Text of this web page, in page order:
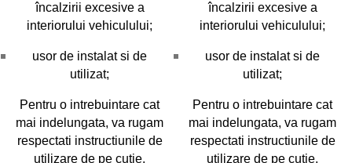
încalzirii excesive a
interiorului vehiculului;
usor de instalat si de
utilizat;
Pentru o intrebuintare cat
mai indelungata, va rugam
respectati instructiunile de
utilizare de pe cutie.
încalzirii excesive a
interiorului vehiculului;
usor de instalat si de
utilizat;
Pentru o intrebuintare cat
mai indelungata, va rugam
respectati instructiunile de
utilizare de pe cutie.